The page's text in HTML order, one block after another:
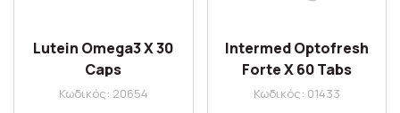
Lutein Omega3 X 30
Caps
Κωδικός: 20654
Intermed Optofresh
Forte X 60 Tabs
Κωδικός: 01433